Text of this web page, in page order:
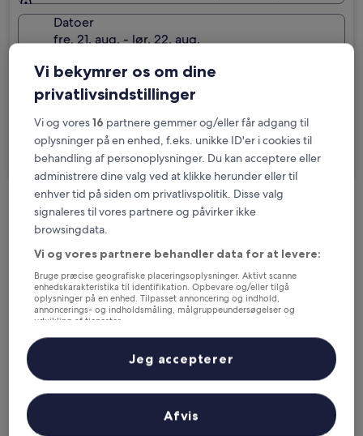
Datoer
fre. 21. aug. - lør. 22. aug.
Gæster
2 rejsende, 1 værelse
Jeg skal på forretningsrejse
Søg
Muligheder for gratis afbestilling, hvis dine
planer ændrer sig
Optjen fordele for hver overnatning
Spar flere penge med medlemspriser
Tjek priser for disse datoer
Vi bekymrer os om dine
privatlivsindstillinger
Vi og vores16 partnere gemmer og/eller får adgang til
oplysninger på en enhed, f.eks. unikke ID'er i cookies til
behandling af personoplysninger. Du kan acceptere eller
administrere dine valg ved at klikke herunder eller til
enhver tid på siden om privatlivspolitik. Disse valg
signaleres til vores partnere og påvirker ikke
browsingdata.
Vi og vores partnere behandler data for at levere:
Bruge præcise geografiske placeringsoplysninger. Aktivt scanne
enhedskarakteristika til identifikation. Opbevare og/eller tilgå
oplysninger på en enhed. Tilpasset annoncering og indhold,
annoncerings- og indholdsmåling, målgruppeundersøgelser og
udvikling af tjenester.
Liste over partnere (leverandører)
Afvis
Jeg accepterer